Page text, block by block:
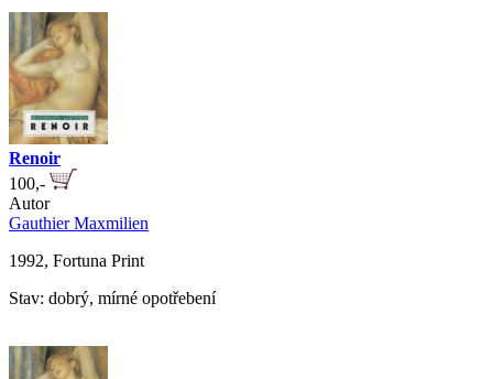
Renoir
100,-
Autor
Gauthier Maxmilien
1992, Fortuna Print
Stav: dobrý, mírné opotřebení